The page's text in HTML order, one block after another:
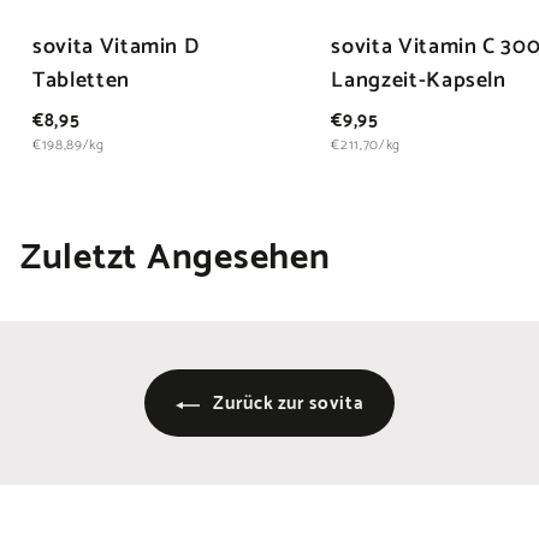
sovita Vitamin D
Tabletten
€8,95€
8
€198,89/kg
sovita Vitamin C
Langzeit-Kapseln
€9,95€
9
€211,70/kg
Zuletzt Angesehen
Zurück zur sovita